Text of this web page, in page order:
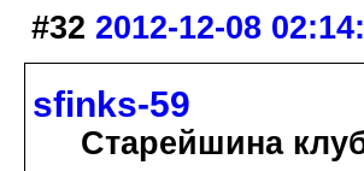
#32 2012-12-08
sfinks-59
Старейшина